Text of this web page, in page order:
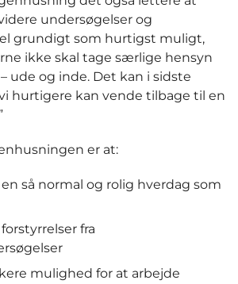
undersøgelser og
grundigt som hurtigst muligt,
ikke skal tage særlige hensyn
ude og inde. Det kan i sidste
hurtigere kan vende tilbage til en
er at:
så normal og rolig hverdag som
fra
mulighed for at arbejde